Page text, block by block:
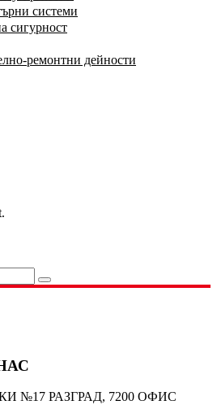
системи
сигурност
ремонтни дейности
№17 РАЗГРАД, 7200 ОФИС